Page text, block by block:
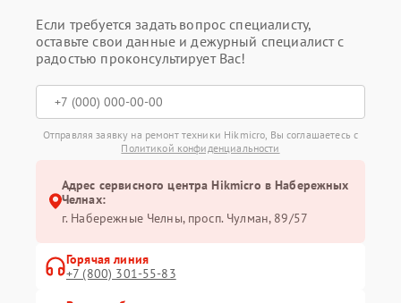
Если требуется задать вопрос специалисту,
оставьте свои данные и дежурный специалист с
радостью проконсультирует Вас!
Отправляя заявку на ремонт техники Hikmicro, Вы соглашаетесь с
Политикой конфиденциальности
Адрес сервисного центра Hikmicro в Набережных
Челнах:
г. Набережные Челны, просп. Чулман, 89/57
Горячая линия
+7 (800) 301-55-83